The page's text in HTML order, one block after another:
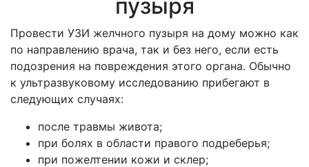
пузыря
Провести УЗИ желчного пузыря на дому можно как
по направлению врача, так и без него, если есть
подозрения на повреждения этого органа. Обычно
к ультразвуковому исследованию прибегают в
следующих случаях:
после травмы живота;
при болях в области правого подреберья;
при пожелтении кожи и склер;